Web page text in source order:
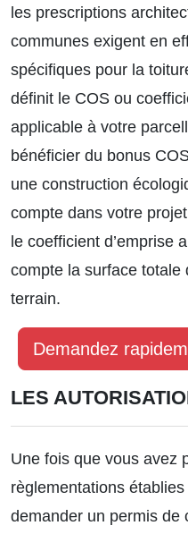
les prescriptions
communes exigent en
spécifiques pour la
définit le COS ou
applicable à votre
bénéficier du bonus
une construction
compte dans votre
le coefficient d’emprise
compte la surface totale
terrain.
Demandez
LES
Une fois que vous avez
règlementations
demander un permis de